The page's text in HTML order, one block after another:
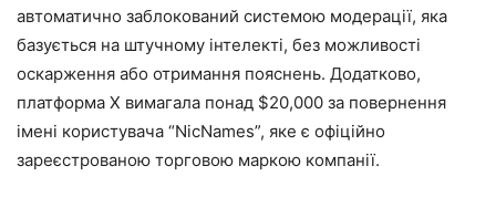
автоматично заблокований системою модерації, яка
базується на штучному інтелекті, без можливості
оскарження або отримання пояснень. Додатково,
платформа X вимагала понад $20,000 за повернення
імені користувача “NicNames”, яке є офіційно
зареєстрованою торговою маркою компанії.